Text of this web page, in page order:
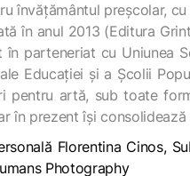
învățământul preșcolar,
în anul 2013 (Editura
în parteneriat cu Uniunea
Educației și a Școlii
pentru artă, sub toate
în prezent își
Florentina Cinos,
Photography